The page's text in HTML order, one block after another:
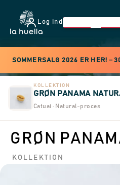
Log ind
SOMMERSALG 2026 ER HER!
KOLLEKTION
GRØN PANAMA
Catuai · Natural-proces
GRØN
KOLLEKTION